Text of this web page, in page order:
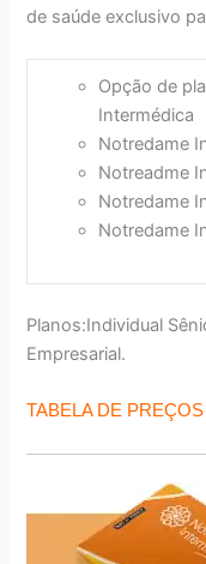
de saúde exclusivo
Opção de
Intermédica
Notredame
Notreadme
Notredame
Notredame
Planos:Individual
Empresarial.
TABELA DE